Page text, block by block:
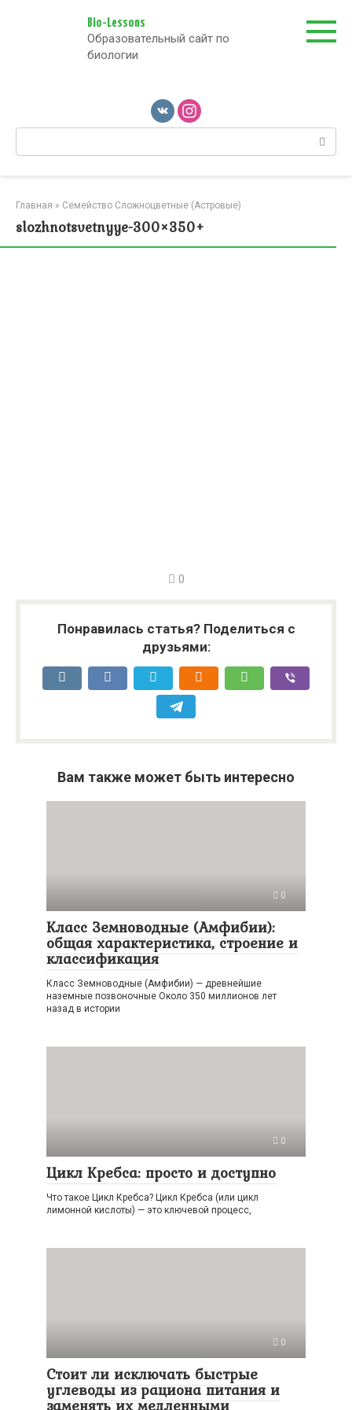
Bio-Lessons
Образовательный сайт по
биологии
Поиск:
Главная » Семейство Сложноцветные (Астровые)
slozhnotsvetnyye-300×350+
0
Понравилась статья? Поделиться с
друзьями:
Вам также может быть интересно
0
Класс Земноводные (Амфибии):
общая характеристика, строение и
классификация
Класс Земноводные (Амфибии) — древнейшие
наземные позвоночные Около 350 миллионов лет
назад в истории
0
Цикл Кребса: просто и доступно
Что такое Цикл Кребса? Цикл Кребса (или цикл
лимонной кислоты) — это ключевой процесс,
0
Стоит ли исключать быстрые
углеводы из рациона питания и
заменять их медленными